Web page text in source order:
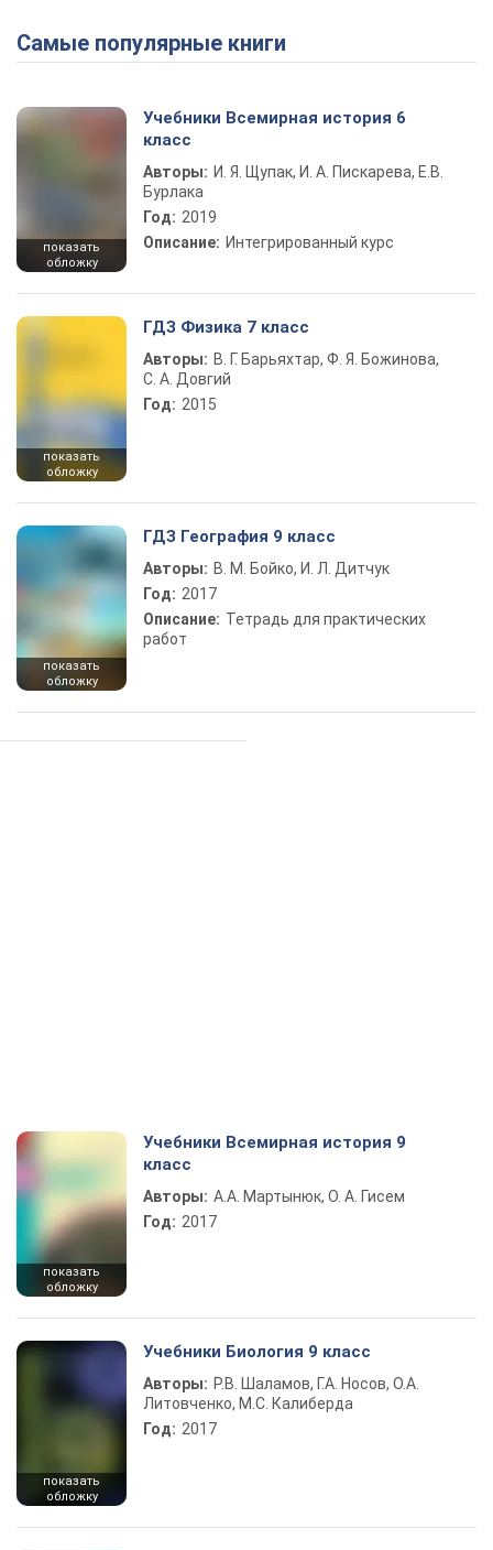
Самые популярные книги
показать
обложку
Учебники Всемирная история 6
класс
Авторы: И. Я. Щупак, И. А. Пискарева, Е.В.
Бурлака
Год: 2019
Описание: Интегрированный курс
показать
обложку
ГДЗ Физика 7 класс
Авторы: В. Г. Барьяхтар, Ф. Я. Божинова,
С. А. Довгий
Год: 2015
показать
обложку
ГДЗ География 9 класс
Авторы: В. М. Бойко, И. Л. Дитчук
Год: 2017
Описание: Тетрадь для практических
работ
показать
обложку
Учебники Всемирная история 9
класс
Авторы: А.А. Мартынюк, О. А. Гисем
Год: 2017
показать
обложку
Учебники Биология 9 класс
Авторы: Р.В. Шаламов, Г.А. Носов, О.А.
Литовченко, М.С. Калиберда
Год: 2017